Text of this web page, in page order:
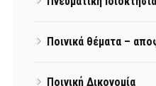
Ποινικά θέματα –
Ποινική Δικονομία